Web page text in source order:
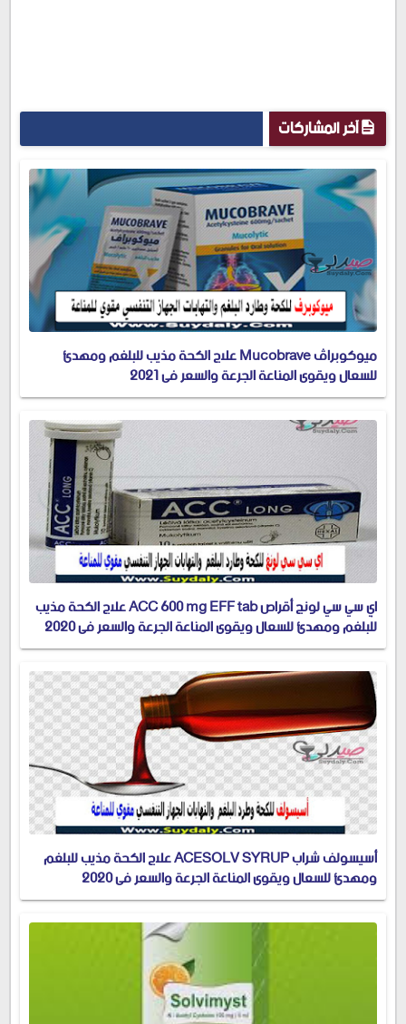
آخر المشاركات
ميوكوبراڤ Mucobrave علاج الكحة مذيب للبلغم ومهدئ
للسعال ويقوي المناعة الجرعة والسعر في 2021
اي سي سي لونج أقراص ACC 600 mg EFF tab علاج الكحة مذيب
للبلغم ومهدئ للسعال ويقوي المناعة الجرعة والسعر في 2020
أسيسولف شراب ACESOLV SYRUP علاج الكحة مذيب للبلغم
ومهدئ للسعال ويقوي المناعة الجرعة والسعر في 2020